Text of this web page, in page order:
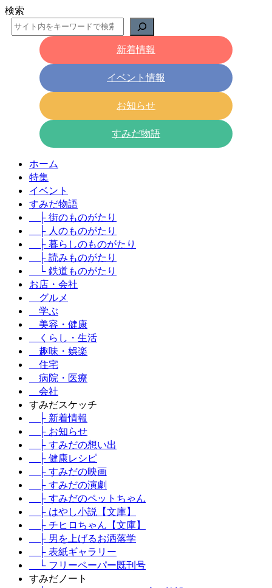
検索
新着情報
イベント情報
お知らせ
すみだ物語
ホーム
特集
イベント
すみだ物語
├ 街のものがたり
├ 人のものがたり
├ 暮らしのものがたり
├ 読みものがたり
└ 鉄道ものがたり
お店・会社
グルメ
学ぶ
美容・健康
くらし・生活
趣味・娯楽
住宅
病院・医療
会社
すみだスケッチ
├ 新着情報
├ お知らせ
├ すみだの想い出
├ 健康レシピ
├ すみだの映画
├ すみだの演劇
├ すみだのペットちゃん
├ はやし小説【文庫】
├ チヒロちゃん【文庫】
├ 男を上げるお洒落学
├ 表紙ギャラリー
└ フリーペーパー既刊号
すみだノート